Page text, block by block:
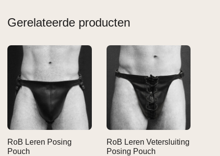
Gerelateerde producten
RoB Leren Posing
Pouch
RoB Leren Vetersluiting
Posing Pouch